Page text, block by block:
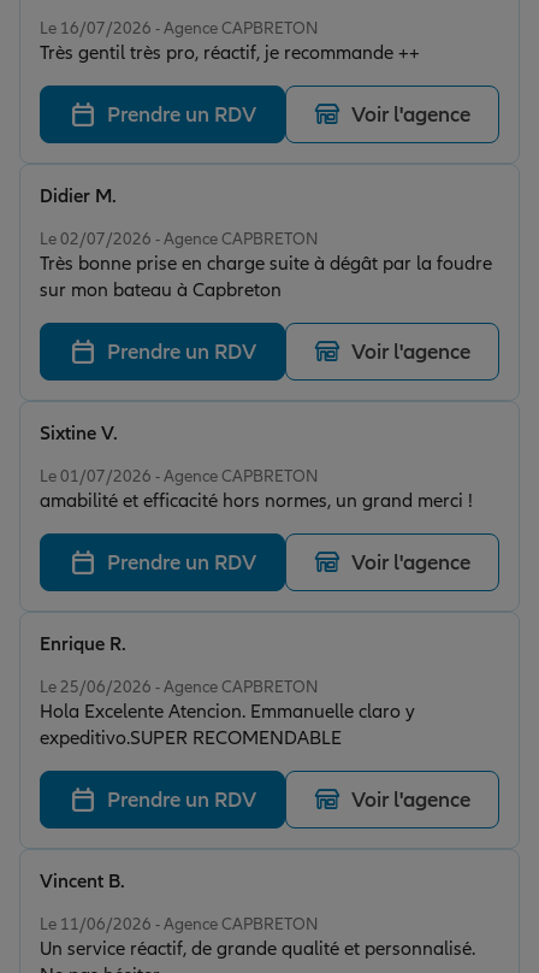
Le 16/07/2026 - Agence CAPBRETON
Très gentil très pro, réactif, je recommande ++
Prendre un RDV Voir l'agence
Le 02/07/2026 - Agence CAPBRETON
Très bonne prise en charge suite à dégât par la foudre
sur mon bateau à Capbreton
Didier M.
Prendre un RDV Voir l'agence
Le 01/07/2026 - Agence CAPBRETON
amabilité et efficacité hors normes, un grand merci !
Sixtine V.
Prendre un RDV Voir l'agence
Le 25/06/2026 - Agence CAPBRETON
Hola Excelente Atencion. Emmanuelle claro y
expeditivo.SUPER RECOMENDABLE
Enrique R.
Prendre un RDV Voir l'agence
Le 11/06/2026 - Agence CAPBRETON
Un service réactif, de grande qualité et personnalisé.
Vincent B.